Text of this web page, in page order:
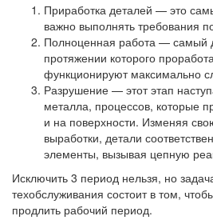
Приработка деталей — это
важно выполнять требования
Полноценная работа — самый
протяжении которого
функционируют максимально
Разрушение — этот этап
металла, процессов, которые
и на поверхности. Изменяя
выработки, детали
элементы, вызывая цепную
Исключить 3 период нельзя, но
техобслуживания состоит в том,
продлить рабочий период.